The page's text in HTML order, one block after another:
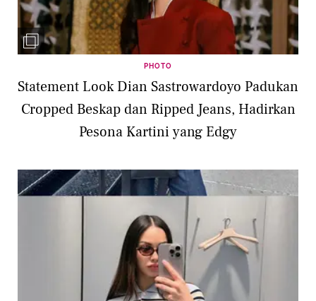
PHOTO
Statement Look Dian Sastrowardoyo Padukan
Cropped Beskap dan Ripped Jeans, Hadirkan
Pesona Kartini yang Edgy